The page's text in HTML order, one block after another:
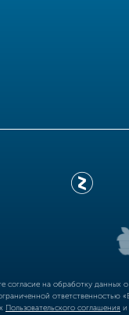
согласие на обработку
Пользовательского соглашения и